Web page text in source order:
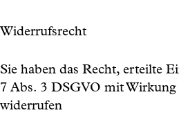
Widerrufsrecht
Sie haben das Recht, erteilte
7 Abs. 3 DSGVO mit
widerrufen